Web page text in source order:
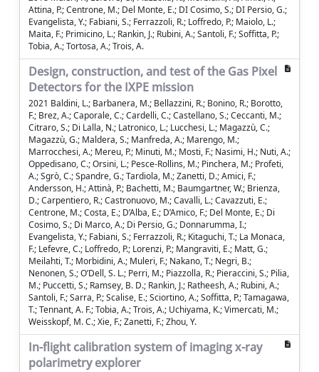
Attina, P.; Centrone, M.; Del Monte, E.; DI Cosimo, S.; DI Persio, G.;
Evangelista, Y.; Fabiani, S.; Ferrazzoli, R.; Loffredo, P.; Maiolo, L.;
Maita, F.; Primicino, L.; Rankin, J.; Rubini, A.; Santoli, F.; Soffitta, P.;
Tobia, A.; Tortosa, A.; Trois, A.
Design, construction, and test of the Gas Pixel
Detectors for the IXPE mission
2021 Baldini, L.; Barbanera, M.; Bellazzini, R.; Bonino, R.; Borotto,
F.; Brez, A.; Caporale, C.; Cardelli, C.; Castellano, S.; Ceccanti, M.;
Citraro, S.; Di Lalla, N.; Latronico, L.; Lucchesi, L.; Magazzù, C.;
Magazzù, G.; Maldera, S.; Manfreda, A.; Marengo, M.;
Marrocchesi, A.; Mereu, P.; Minuti, M.; Mosti, F.; Nasimi, H.; Nuti, A.;
Oppedisano, C.; Orsini, L.; Pesce-Rollins, M.; Pinchera, M.; Profeti,
A.; Sgrò, C.; Spandre, G.; Tardiola, M.; Zanetti, D.; Amici, F.;
Andersson, H.; Attinà, P.; Bachetti, M.; Baumgartner, W.; Brienza,
D.; Carpentiero, R.; Castronuovo, M.; Cavalli, L.; Cavazzuti, E.;
Centrone, M.; Costa, E.; D’Alba, E.; D’Amico, F.; Del Monte, E.; Di
Cosimo, S.; Di Marco, A.; Di Persio, G.; Donnarumma, I.;
Evangelista, Y.; Fabiani, S.; Ferrazzoli, R.; Kitaguchi, T.; La Monaca,
F.; Lefevre, C.; Loffredo, P.; Lorenzi, P.; Mangraviti, E.; Matt, G.;
Meilahti, T.; Morbidini, A.; Muleri, F.; Nakano, T.; Negri, B.;
Nenonen, S.; O’Dell, S. L.; Perri, M.; Piazzolla, R.; Pieraccini, S.; Pilia,
M.; Puccetti, S.; Ramsey, B. D.; Rankin, J.; Ratheesh, A.; Rubini, A.;
Santoli, F.; Sarra, P.; Scalise, E.; Sciortino, A.; Soffitta, P.; Tamagawa,
T.; Tennant, A. F.; Tobia, A.; Trois, A.; Uchiyama, K.; Vimercati, M.;
Weisskopf, M. C.; Xie, F.; Zanetti, F.; Zhou, Y.
In-flight calibration system of imaging x-ray
polarimetry explorer